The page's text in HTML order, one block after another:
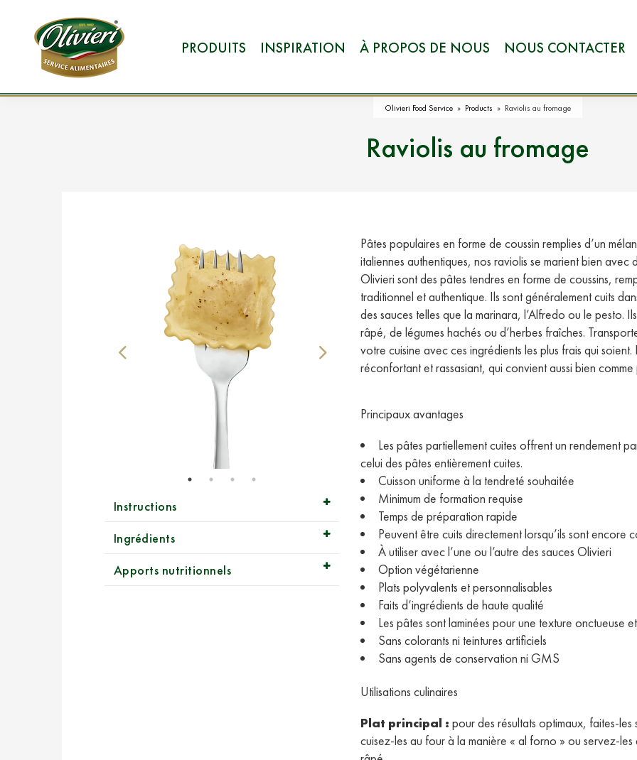
PRODUITS INSPIRATION À PROPOS DE NOUS NOUS CONTACTER
Olivieri Food Service » Products » Raviolis au fromage
Raviolis au fromage
Pâtes populaires en forme de coussin remplies d’un
italiennes authentiques, nos raviolis se marient bien avec
Olivieri sont des pâtes tendres en forme de coussins,
traditionnel et authentique. Ils sont généralement cuits
des sauces telles que la marinara, l’Alfredo ou le pesto.
râpé, de légumes hachés ou d’herbes fraîches.
votre cuisine avec ces ingrédients les plus frais qui soient.
réconfortant et rassasiant, qui convient aussi bien
Principaux avantages
Les pâtes partiellement cuites offrent un rendement
celui des pâtes entièrement cuites.
Cuisson uniforme à la tendreté souhaitée
Minimum de formation requise
Temps de préparation rapide
Peuvent être cuits directement lorsqu’ils sont encore
À utiliser avec l’une ou l’autre des sauces Olivieri
Option végétarienne
Plats polyvalents et personnalisables
Faits d’ingrédients de haute qualité
Les pâtes sont laminées pour une texture onctueuse
Sans colorants ni teintures artificiels
Sans agents de conservation ni GMS
Utilisations culinaires
Plat principal : pour des résultats optimaux, faites-
cuisez-les au four à la manière « al forno » ou servez-
Instructions
Ingrédients
Apports nutritionnels